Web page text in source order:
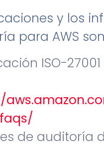
y los
para AWS
ISO-
de auditoría